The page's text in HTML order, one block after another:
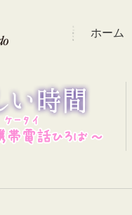
ホーム